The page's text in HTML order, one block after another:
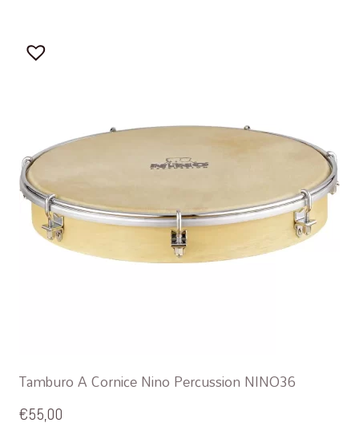
Tamburo A Cornice Nino Percussion NINO36
€55,00